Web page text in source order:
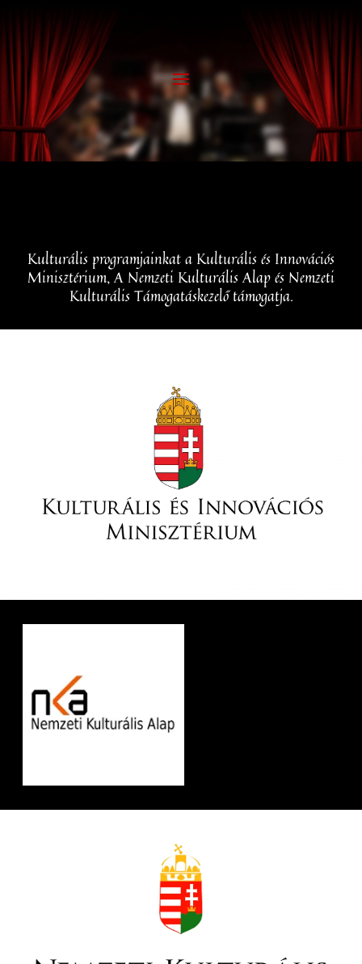
Kulturális programjainkat a Kulturális és Innovációs
Minisztérium, A Nemzeti Kulturális Alap és Nemzeti
Kulturális Támogatáskezelő támogatja.